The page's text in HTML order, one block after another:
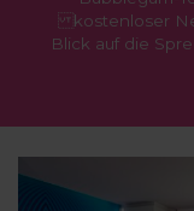
kostenloser
Blick auf die